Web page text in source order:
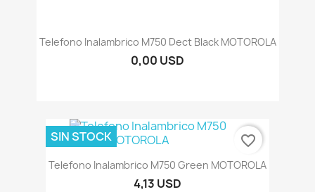
Telefono Inalambrico M750 Dect Black MOTOROLA
0,00 USD
Telefono Inalambrico M750 Green MOTOROLA
4,13 USD
SIN STOCK favorite_border